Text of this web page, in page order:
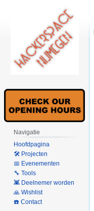
Navigatie
Hoofdpagina
🛠 Projecten
📅 Evenementen
🔧 Tools
👾 Deelnemer worden
🙏 Wishlist
☎️ Contact